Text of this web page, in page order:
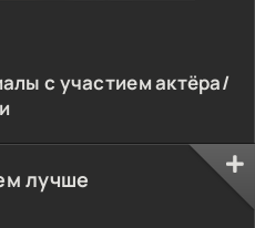
с участием актёра/
лучше